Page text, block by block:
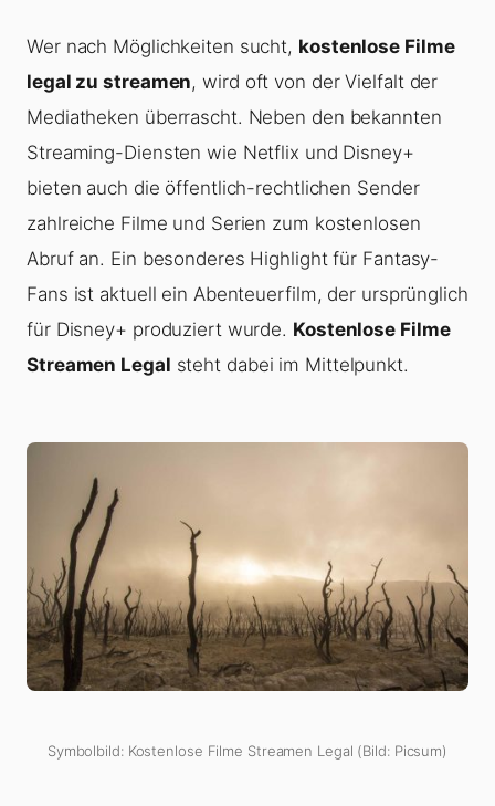
Wer nach Möglichkeiten sucht, kostenlose Filme
legal zu streamen, wird oft von der Vielfalt der
Mediatheken überrascht. Neben den bekannten
Streaming-Diensten wie Netflix und Disney+
bieten auch die öffentlich-rechtlichen Sender
zahlreiche Filme und Serien zum kostenlosen
Abruf an. Ein besonderes Highlight für Fantasy-
Fans ist aktuell ein Abenteuerfilm, der ursprünglich
für Disney+ produziert wurde. Kostenlose Filme
Streamen Legal steht dabei im Mittelpunkt.
Symbolbild: Kostenlose Filme Streamen Legal (Bild: Picsum)